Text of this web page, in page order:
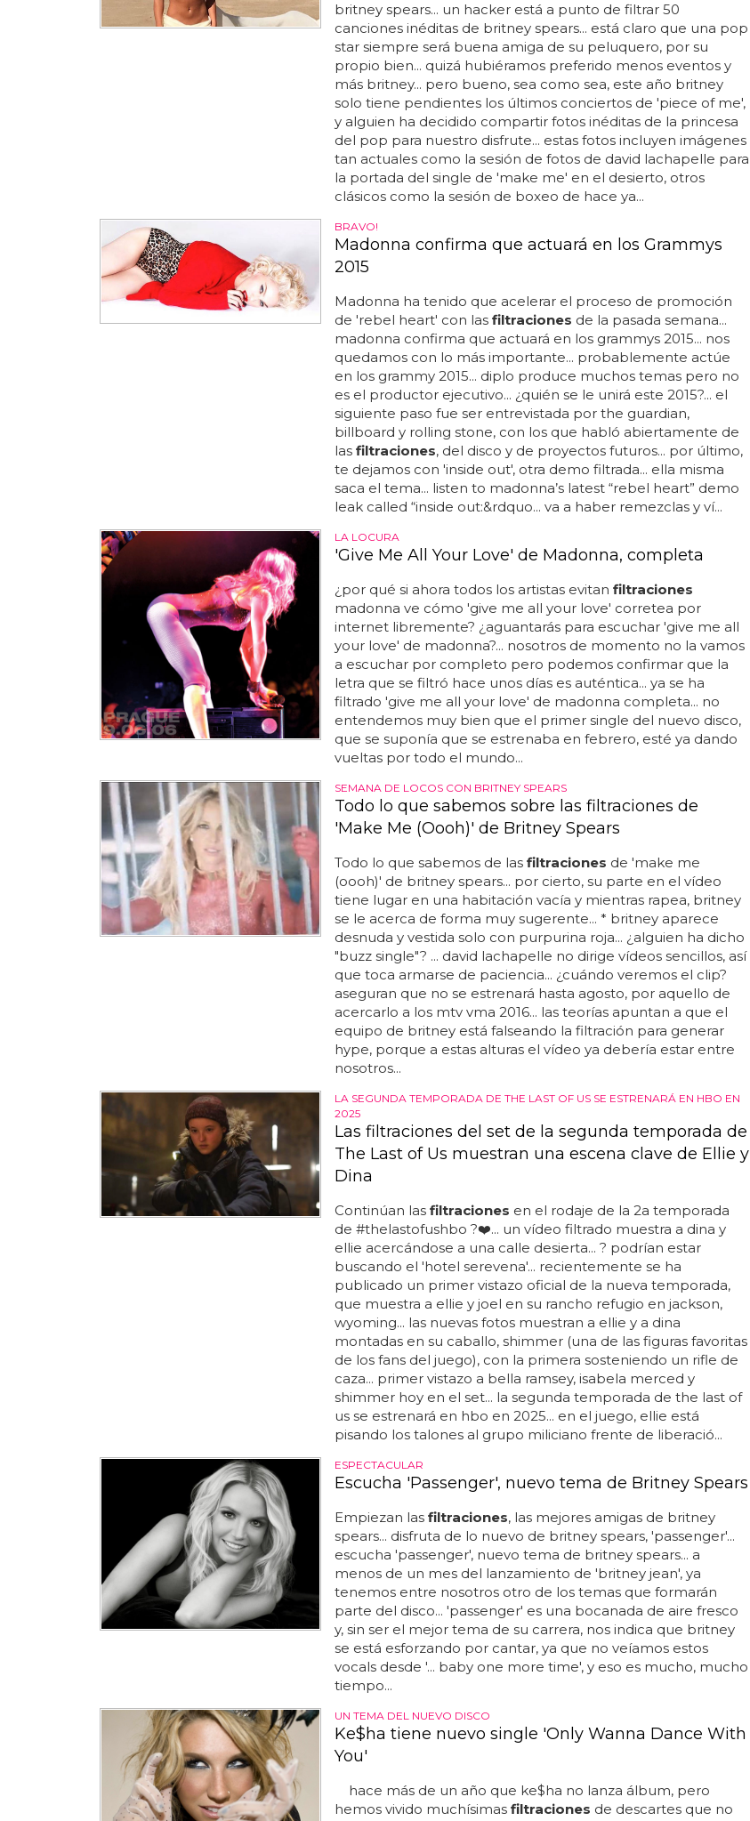
britney spears... un hacker está a punto de filtrar 50
canciones inéditas de britney spears... está claro que una pop
star siempre será buena amiga de su peluquero, por su
propio bien... quizá hubiéramos preferido menos eventos y
más britney... pero bueno, sea como sea, este año britney
solo tiene pendientes los últimos conciertos de 'piece of me',
y alguien ha decidido compartir fotos inéditas de la princesa
del pop para nuestro disfrute... estas fotos incluyen imágenes
tan actuales como la sesión de fotos de david lachapelle para
la portada del single de 'make me' en el desierto, otros
clásicos como la sesión de boxeo de hace ya...
BRAVO!
Madonna confirma que actuará en los Grammys
2015
Madonna ha tenido que acelerar el proceso de promoción
de 'rebel heart' con las filtraciones de la pasada semana...
madonna confirma que actuará en los grammys 2015... nos
quedamos con lo más importante... probablemente actúe
en los grammy 2015... diplo produce muchos temas pero no
es el productor ejecutivo... ¿quién se le unirá este 2015?... el
siguiente paso fue ser entrevistada por the guardian,
billboard y rolling stone, con los que habló abiertamente de
las filtraciones, del disco y de proyectos futuros... por último,
te dejamos con 'inside out', otra demo filtrada... ella misma
saca el tema... listen to madonna’s latest “rebel heart” demo
leak called “inside out:&rdquo... va a haber remezclas y ví...
LA LOCURA
'Give Me All Your Love' de Madonna, completa
¿por qué si ahora todos los artistas evitan filtraciones
madonna ve cómo 'give me all your love' corretea por
internet libremente? ¿aguantarás para escuchar 'give me all
your love' de madonna?... nosotros de momento no la vamos
a escuchar por completo pero podemos confirmar que la
letra que se filtró hace unos días es auténtica... ya se ha
filtrado 'give me all your love' de madonna completa... no
entendemos muy bien que el primer single del nuevo disco,
que se suponía que se estrenaba en febrero, esté ya dando
vueltas por todo el mundo...
SEMANA DE LOCOS CON BRITNEY SPEARS
Todo lo que sabemos sobre las filtraciones de
'Make Me (Oooh)' de Britney Spears
Todo lo que sabemos de las filtraciones de 'make me
(oooh)' de britney spears... por cierto, su parte en el vídeo
tiene lugar en una habitación vacía y mientras rapea, britney
se le acerca de forma muy sugerente... * britney aparece
desnuda y vestida solo con purpurina roja... ¿alguien ha dicho
"buzz single"? ... david lachapelle no dirige vídeos sencillos, así
que toca armarse de paciencia... ¿cuándo veremos el clip?
aseguran que no se estrenará hasta agosto, por aquello de
acercarlo a los mtv vma 2016... las teorías apuntan a que el
equipo de britney está falseando la filtración para generar
hype, porque a estas alturas el vídeo ya debería estar entre
nosotros...
LA SEGUNDA TEMPORADA DE THE LAST OF US SE ESTRENARÁ EN HBO EN
2025
Las filtraciones del set de la segunda temporada de
The Last of Us muestran una escena clave de Ellie y
Dina
Continúan las filtraciones en el rodaje de la 2a temporada
de #thelastofushbo ?❤️... un vídeo filtrado muestra a dina y
ellie acercándose a una calle desierta... ? podrían estar
buscando el 'hotel serevena'... recientemente se ha
publicado un primer vistazo oficial de la nueva temporada,
que muestra a ellie y joel en su rancho refugio en jackson,
wyoming... las nuevas fotos muestran a ellie y a dina
montadas en su caballo, shimmer (una de las figuras favoritas
de los fans del juego), con la primera sosteniendo un rifle de
caza... primer vistazo a bella ramsey, isabela merced y
shimmer hoy en el set... la segunda temporada de the last of
us se estrenará en hbo en 2025... en el juego, ellie está
pisando los talones al grupo miliciano frente de liberació...
ESPECTACULAR
Escucha 'Passenger', nuevo tema de Britney Spears
Empiezan las filtraciones, las mejores amigas de britney
spears... disfruta de lo nuevo de britney spears, 'passenger'...
escucha 'passenger', nuevo tema de britney spears... a
menos de un mes del lanzamiento de 'britney jean', ya
tenemos entre nosotros otro de los temas que formarán
parte del disco... 'passenger' es una bocanada de aire fresco
y, sin ser el mejor tema de su carrera, nos indica que britney
se está esforzando por cantar, ya que no veíamos estos
vocals desde '... baby one more time', y eso es mucho, mucho
tiempo...
UN TEMA DEL NUEVO DISCO
Ke$ha tiene nuevo single 'Only Wanna Dance With
You'
hace más de un año que ke$ha no lanza álbum, pero
hemos vivido muchísimas filtraciones de descartes que no